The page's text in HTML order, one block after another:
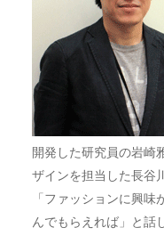
開発した研究員の岩崎
ザインを担当した長谷
「ファッションに興味
んでもらえれば」と話